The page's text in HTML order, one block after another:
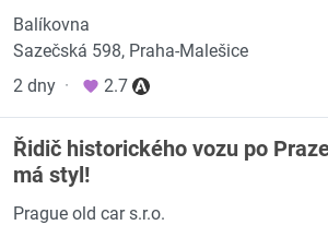
Balíkovna
Sazečská 598, Praha-Malešice
2 dny · 2.7
Řidič historického vozu po
má styl!
Prague old car s.r.o.